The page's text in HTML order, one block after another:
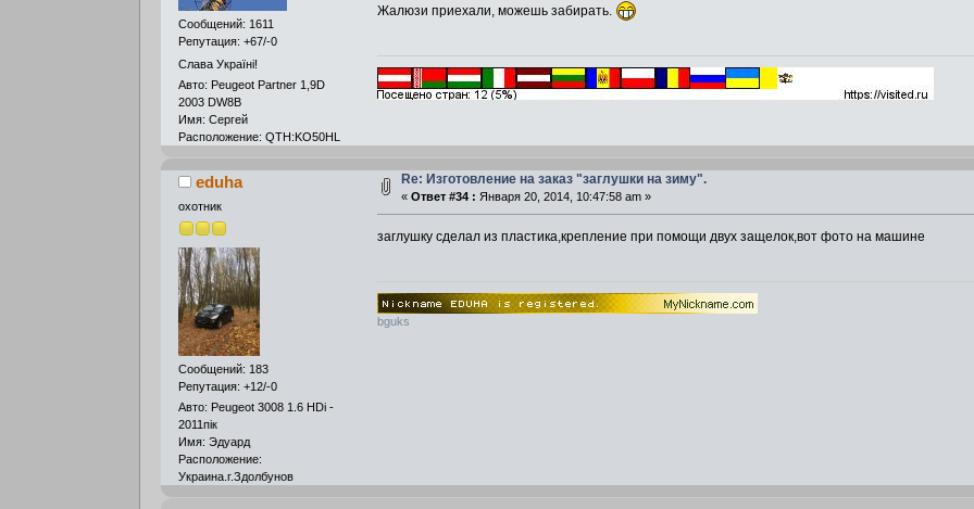
Сообщений: 1611
Репутация: +67/-0
Слава Україні!
Авто: Peugeot Partner 1,9D
2003 DW8B
Имя: Сергей
Расположение: QTH:KO50HL
Жалюзи приехали, можешь забирать.
eduha
охотник
Сообщений: 183
Репутация: +12/-0
Авто: Peugeot 3008 1.6 HDi -
2011пік
Имя: Эдуард
Расположение:
Украина.г.Здолбунов
Re: Изготовление на заказ "заглушки на зиму".
« Ответ #34 : Января 20, 2014, 10:47:58 am »
заглушку сделал из пластика,крепление при помощи двух защелок,вот фото на машине
bguks